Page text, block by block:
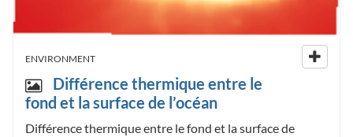
ENVIRONMENT
Différence thermique entre le
fond et la surface de l’océan
Différence thermique entre le fond et la surface de